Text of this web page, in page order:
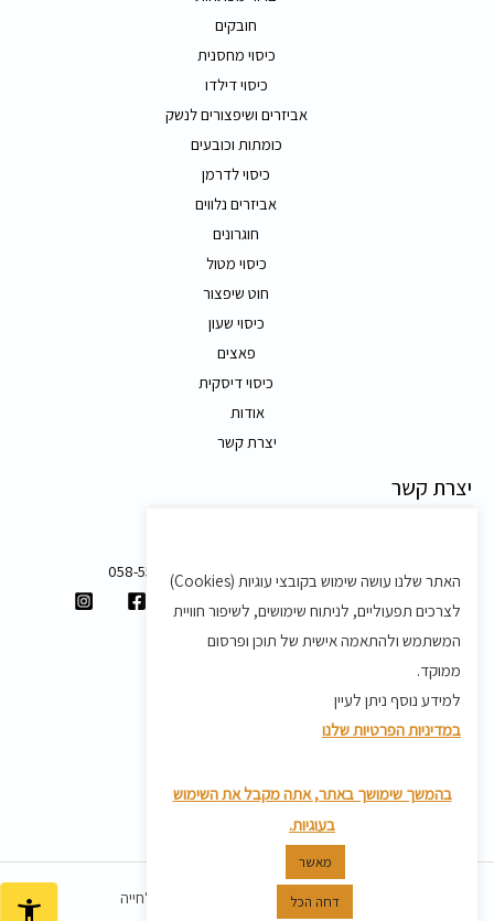
חובקים
כיסוי מחסנית
כיסוי דילדו
אביזרים ושיפצורים לנשק
כומתות וכובעים
כיסוי לדרמן
אביזרים נלווים
חוגרונים
כיסוי מטול
חוט שיפצור
כיסוי שעון
פאצים
כיסוי דיסקית
אודות
יצרת קשר
יצרת קשר
058-5557588
shvartz.order@gmail.com
תנאים ותקנון
מדיניות החזרת מוצרים
כל הזכויות שמורות ל© 2026 שוורץ אמלחייה
האתר שלנו עושה שימוש בקובצי עוגיות (Cookies)
לצרכים תפעוליים, לניתוח שימושים, לשיפור חוויית
המשתמש ולהתאמה אישית של תוכן ופרסום
ממוקד.
למידע נוסף ניתן לעיין
במדיניות הפרטיות שלנו
בהמשך שימושך באתר, אתה מקבל את השימוש
בעוגיות.
מאשר
דחה הכל